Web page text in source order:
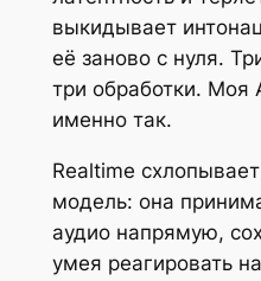
выкидывает
её заново с нуля.
три обработки. Моя
именно так.
Realtime
модель: она
аудио напрямую,
умея реагировать